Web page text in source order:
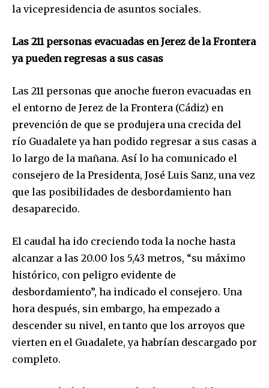
la vicepresidencia de asuntos sociales.
Las 211 personas evacuadas en Jerez de la Frontera
ya pueden regresas a sus casas
Las 211 personas que anoche fueron evacuadas en
el entorno de Jerez de la Frontera (Cádiz) en
prevención de que se produjera una crecida del
río Guadalete ya han podido regresar a sus casas a
lo largo de la mañana. Así lo ha comunicado el
consejero de la Presidenta, José Luis Sanz, una vez
que las posibilidades de desbordamiento han
desaparecido.
El caudal ha ido creciendo toda la noche hasta
alcanzar a las 20.00 los 5,43 metros, “su máximo
histórico, con peligro evidente de
desbordamiento”, ha indicado el consejero. Una
hora después, sin embargo, ha empezado a
descender su nivel, en tanto que los arroyos que
vierten en el Guadalete, ya habrían descargado por
completo.